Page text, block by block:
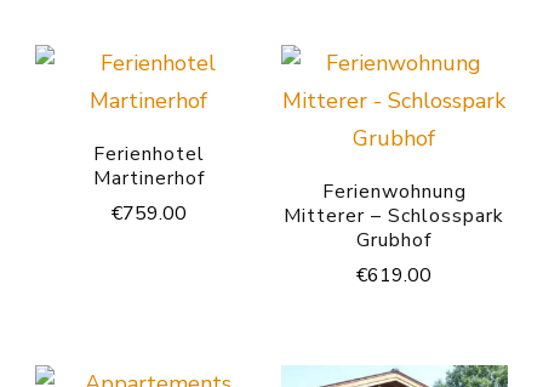
Ferienhotel
Martinerhof
€759.00
Ferienwohnung
Mitterer – Schlosspark
Grubhof
€619.00